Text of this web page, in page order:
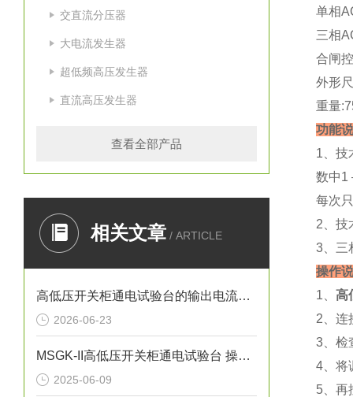
交直流分压器
大电流发生器
超低频高压发生器
直流高压发生器
查看全部产品
相关文章 / ARTICLE
高低压开关柜通电试验台的输出电流精度是多少？
2026-06-23
MSGK-II高低压开关柜通电试验台 操作说明
2025-06-09
单相
三相
合闸
外形
重量
功能
1、技
数中1
每次
2、技
3、三
操作
1、 高
2、连
3、检
4、将
5、再